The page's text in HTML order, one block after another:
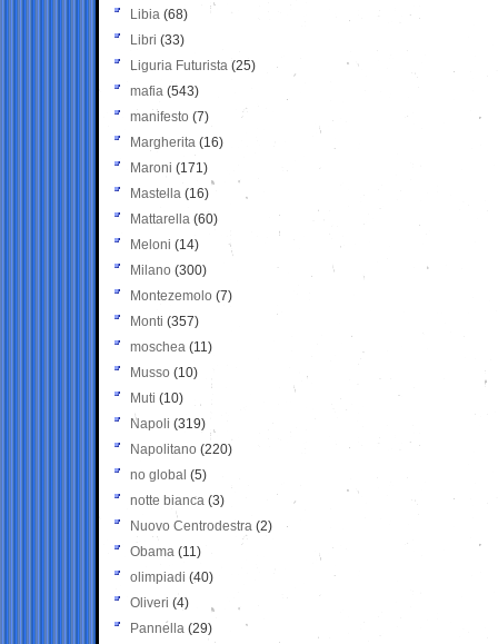
Libia (68)
Libri (33)
Liguria Futurista (25)
mafia (543)
manifesto (7)
Margherita (16)
Maroni (171)
Mastella (16)
Mattarella (60)
Meloni (14)
Milano (300)
Montezemolo (7)
Monti (357)
moschea (11)
Musso (10)
Muti (10)
Napoli (319)
Napolitano (220)
no global (5)
notte bianca (3)
Nuovo Centrodestra (2)
Obama (11)
olimpiadi (40)
Oliveri (4)
Pannella (29)